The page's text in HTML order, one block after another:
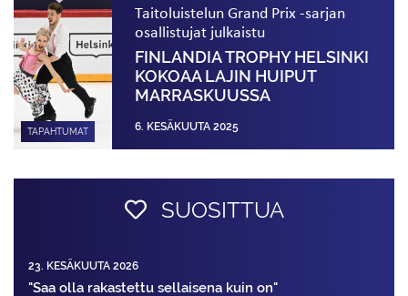
TAPAHTUMAT
Taitoluistelun Grand Prix -sarjan
osallistujat julkaistu
FINLANDIA TROPHY HELSINKI
KOKOAA LAJIN HUIPUT
MARRASKUUSSA
6. KESÄKUUTA 2025
SUOSITTUA
23. KESÄKUUTA 2026
"Saa olla rakastettu sellaisena kuin on"